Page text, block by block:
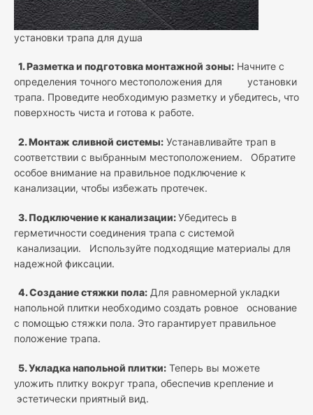
установки трапа для душа
1. Разметка и подготовка монтажной зоны: Начните с
определения точного местоположения для установки
трапа. Проведите необходимую разметку и убедитесь, что
поверхность чиста и готова к работе.
2. Монтаж сливной системы: Устанавливайте трап в
соответствии с выбранным местоположением. Обратите
особое внимание на правильное подключение к
канализации, чтобы избежать протечек.
3. Подключение к канализации:Убедитесь в
герметичности соединения трапа с системой
канализации. Используйте подходящие материалы для
надежной фиксации.
4. Создание стяжки пола: Для равномерной укладки
напольной плитки необходимо создать ровное основание
с помощью стяжки пола. Это гарантирует правильное
положение трапа.
5. Укладка напольной плитки: Теперь вы можете
уложить плитку вокруг трапа, обеспечив крепление и
эстетически приятный вид.